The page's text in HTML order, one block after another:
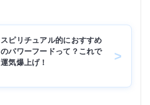
スピリチュアル的におすすめ
のパワーフードって？これで
運気爆上げ！